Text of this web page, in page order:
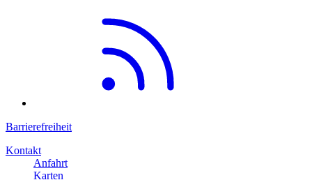
Barrierefreiheit
Kontakt
Anfahrt
Karten